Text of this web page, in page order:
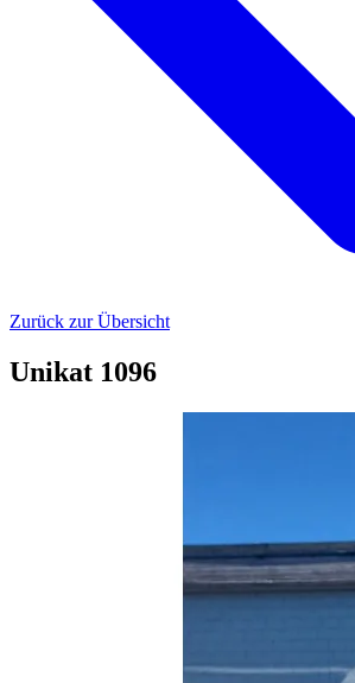
Zurück zur Übersicht
Unikat 1096